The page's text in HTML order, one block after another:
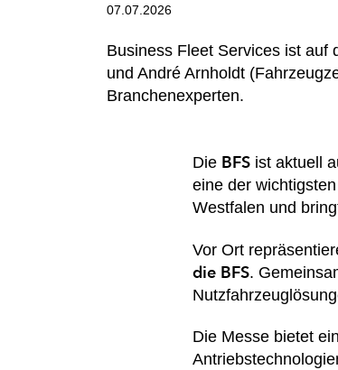
07.07.2026
Business Fleet Services ist auf
und André Arnholdt
Branchenexperten.
Die BFSist aktuell
eine der
Westfalen und
Vor Ort
die BFS.
Die Messe bietet